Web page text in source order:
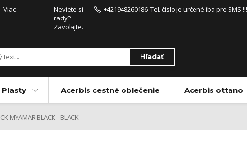
Viac
Hľadať
Neviete si
rady?
Zavolajte.
+421948260186 Tel. číslo je určené iba pre SMS !!!
Plasty Acerbis cestné oblečenie Acerbis ottano
MYAMAR BLACK - BLACK